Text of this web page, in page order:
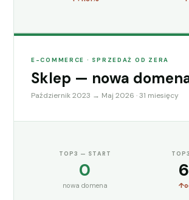
E-COMMERCE · SPRZEDAŻ OD ZERA
Sklep — nowa
Październik 2023 → Maj 2026 · 31 miesięcy
TOP3 — START
0
nowa domena